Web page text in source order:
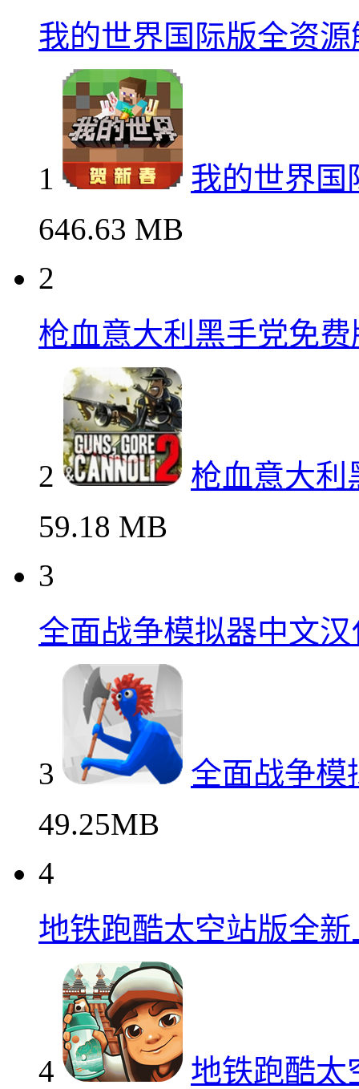
我的世界国际版全资
1
我的世界国
646.63 MB
2
枪血意大利黑手党免
2
枪血意大利
59.18 MB
3
全面战争模拟器中文
3
全面战争模
49.25MB
4
地铁跑酷太空站版全
4
地铁跑酷太